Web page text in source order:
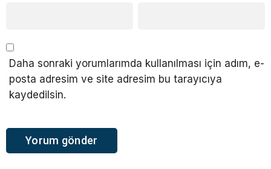
Daha sonraki yorumlarımda kullanılması için adım, e-
posta adresim ve site adresim bu tarayıcıya
kaydedilsin.